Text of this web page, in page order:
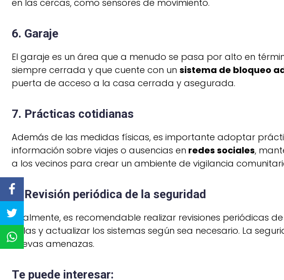
en las cercas, como sensores de movimiento.
6. Garaje
El garaje es un área que a menudo se pasa por alto en
siempre cerrada y que cuente con un sistema de bloqueo
puerta de acceso a la casa cerrada y asegurada.
7. Prácticas cotidianas
Además de las medidas físicas, es importante adoptar
información sobre viajes o ausencias en redes sociales,
a los vecinos para crear un ambiente de vigilancia
8. Revisión periódica de la seguridad
Finalmente, es recomendable realizar revisiones periódicas
fallas y actualizar los sistemas según sea necesario. La
nuevas amenazas.
Te puede interesar: